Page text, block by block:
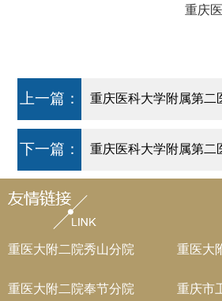
重庆
上一篇： 重庆医科大学附属第二
年第一季度考核招聘工
入体检环节人员名单的
下一篇： 重庆医科大学附属第二
重医大附二院秀山分院 重医大
重医大附二院奉节分院 重庆市